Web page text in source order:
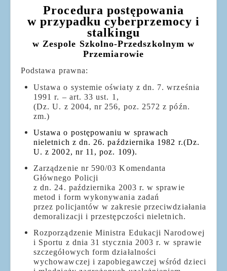
Projekty UE
Procedura postępowania
w przypadku cyberprzemocy i
stalkingu
w Zespole Szkolno-Przedszkolnym w
Przemiarowie
Podstawa prawna:
Ustawa o systemie oświaty z dn. 7. września
1991 r. – art. 33 ust. 1,
(Dz. U. z 2004, nr 256, poz. 2572 z późn.
zm.)
Ustawa o postępowaniu w sprawach
nieletnich z dn. 26. października 1982 r.(Dz.
U. z 2002, nr 11, poz. 109).
Zarządzenie nr 590/03 Komendanta
Głównego Policji
z dn. 24. października 2003 r. w sprawie
metod i form wykonywania zadań
przez policjantów w zakresie przeciwdziałania
demoralizacji i przestępczości nieletnich.
Rozporządzenie Ministra Edukacji Narodowej
i Sportu z dnia 31 stycznia 2003 r. w sprawie
szczegółowych form działalności
wychowawczej i zapobiegawczej wśród dzieci